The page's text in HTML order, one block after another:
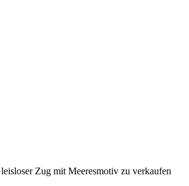
Zug mit Meeresmotiv zu verkaufen